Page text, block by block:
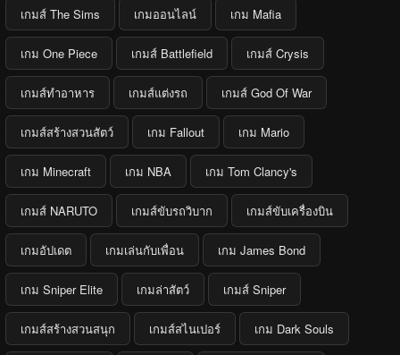
เกมส์ The Sims เกมออนไลน์ เกม Mafia
เกม One Piece เกมส์ Battlefield เกมส์ Crysis
เกมส์ทำอาหาร เกมส์แต่งรถ เกมส์ God Of War
เกมส์สร้างสวนสัตว์ เกม Fallout เกม Mario
เกม Minecraft เกม NBA เกม Tom Clancy's
เกมส์ NARUTO เกมส์ขับรถวิบาก เกมส์ขับเครื่องบิน
เกมอัปเดต เกมเล่นกับเพื่อน เกม James Bond
เกม Sniper Elite เกมล่าสัตว์ เกมส์ Sniper
เกมส์สร้างสวนสนุก เกมส์สไนเปอร์ เกม Dark Souls